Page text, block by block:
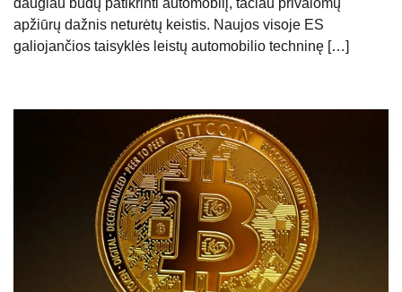
daugiau būdų patikrinti automobilį, tačiau privalomų
apžiūrų dažnis neturėtų keistis. Naujos visoje ES
galiojančios taisyklės leistų automobilio techninę […]